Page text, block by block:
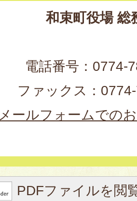
和束町役場 総
電話番号：0774-
ファックス：
メールフォームでの
PDFファイルを閲